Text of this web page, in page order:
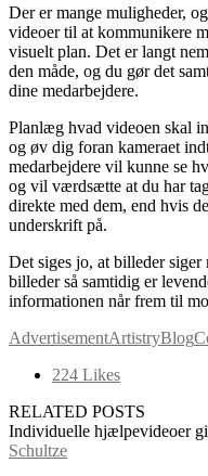
Der er mange muligheder,
videoer til at kommunikere
visuelt plan. Det er langt
den måde, og du gør det
dine medarbejdere.
Planlæg hvad videoen skal
og øv dig foran kameraet
medarbejdere vil kunne se
og vil værdsætte at du har
direkte med dem, end hvis
underskrift på.
Det siges jo, at billeder siger
billeder så samtidig er
informationen når frem til
AdvertisementArtistryBlog
224 Likes
RELATED POSTS
Individuelle hjælpevideoer
Schultze